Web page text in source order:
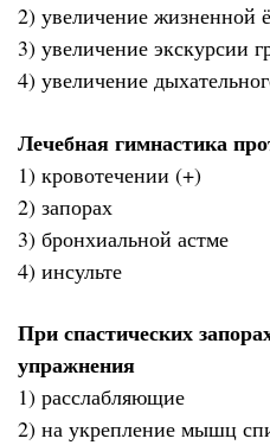
2) увеличение жизненной
3) увеличение экскурсии
4) увеличение
Лечебная гимнастика
1) кровотечении (+)
2) запорах
3) бронхиальной астме
4) инсульте
При спастических
упражнения
1) расслабляющие
2) на укрепление мышц